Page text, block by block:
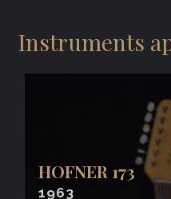
Instruments
HOFNER 173
1963